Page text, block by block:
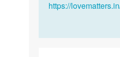
https://